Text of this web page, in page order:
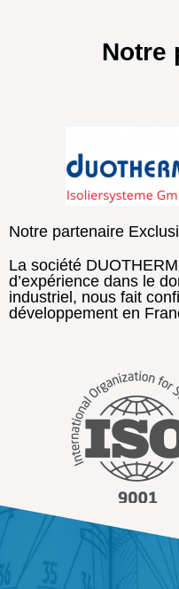
Notre
Notre partenaire
La société
d’expérience dans le
industriel, nous fait
développement en